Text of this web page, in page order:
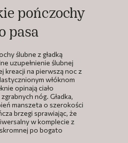
pończochy
pasa
ślubne z gładką
uzupełnienie ślubnej
kreacji na pierwszą noc z
włóknom
opinają ciało
nóg. Gładka,
manszeta o szerokości
brzegi sprawiając, że
w komplecie z
po bogato